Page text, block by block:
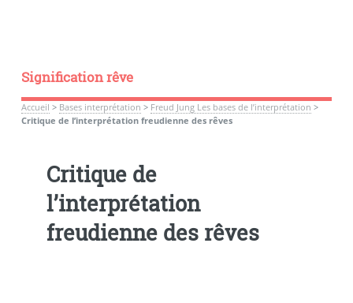
Signification rêve
Accueil > Bases interprétation > Freud Jung Les bases de l’interprétation >
Critique de l’interprétation freudienne des rêves
Critique de
l’interprétation
freudienne des rêves